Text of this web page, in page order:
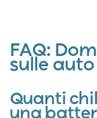
FAQ:
sulle
Quanti
una